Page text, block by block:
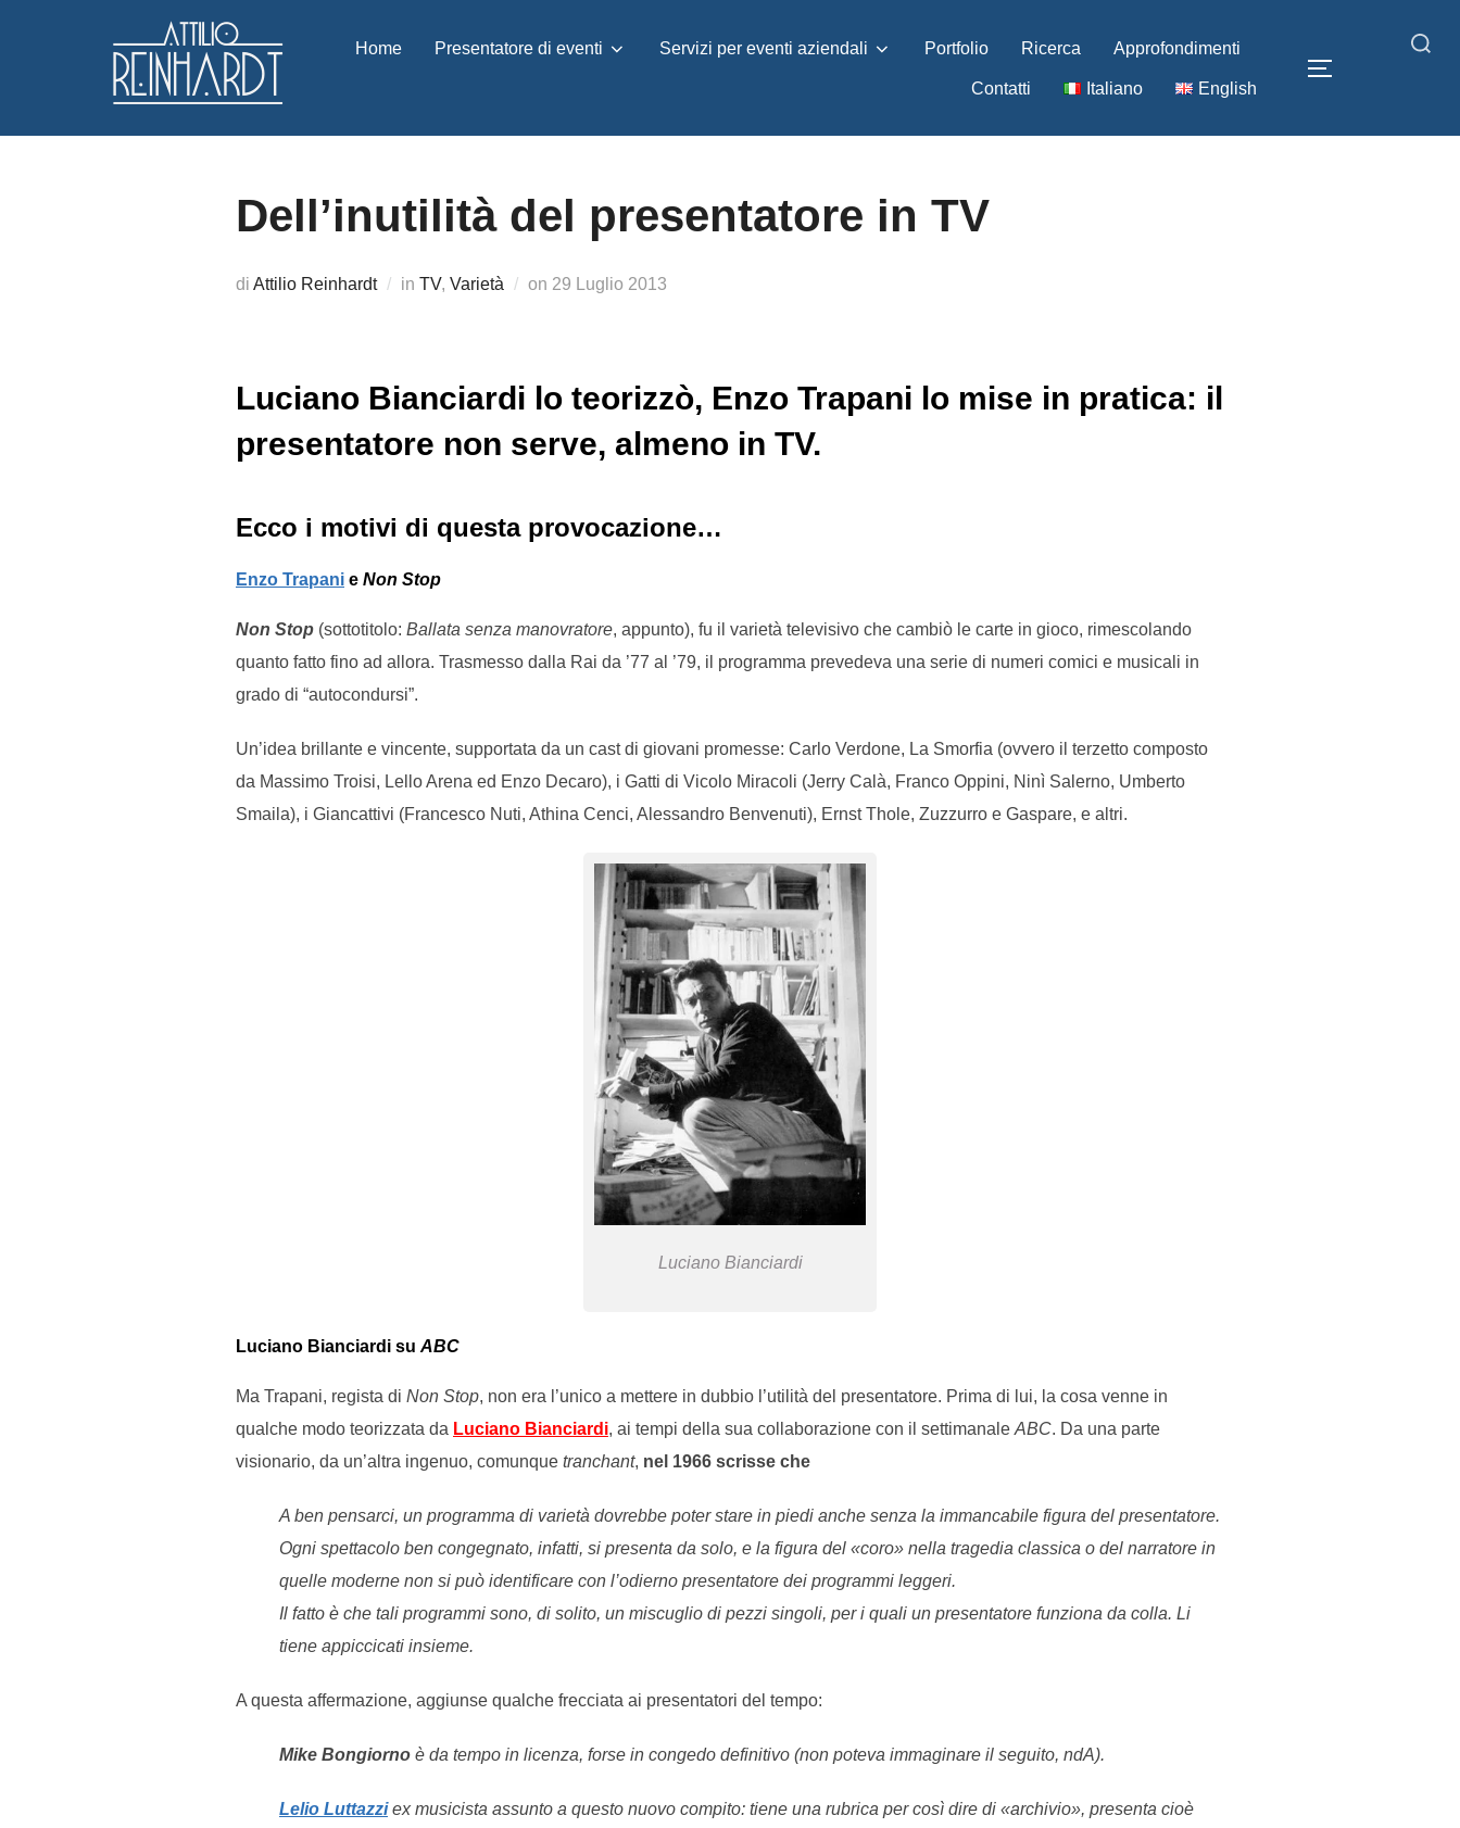
Home Presentatore di eventi Servizi per eventi aziendali Portfolio Ricerca Approfondimenti
Contatti Italiano English
Cerca
APRI/CHIUDI
Dell’inutilità del presentatore in TV
di Attilio Reinhardt in TV, Varietà on Pubblicato
29 Luglio 2013
Luciano Bianciardi lo teorizzò, Enzo Trapani lo mise in pratica: il
presentatore non serve, almeno in TV.
Ecco i motivi di questa provocazione…
Enzo Trapani e Non Stop
Non Stop (sottotitolo: Ballata senza manovratore, appunto), fu il varietà televisivo che cambiò le carte in gioco, rimescolando
quanto fatto fino ad allora. Trasmesso dalla Rai da ’77 al ’79, il programma prevedeva una serie di numeri comici e musicali in
grado di “autocondursi”.
Un’idea brillante e vincente, supportata da un cast di giovani promesse: Carlo Verdone, La Smorfia (ovvero il terzetto composto
da Massimo Troisi, Lello Arena ed Enzo Decaro), i Gatti di Vicolo Miracoli (Jerry Calà, Franco Oppini, Ninì Salerno, Umberto
Smaila), i Giancattivi (Francesco Nuti, Athina Cenci, Alessandro Benvenuti), Ernst Thole, Zuzzurro e Gaspare, e altri.
Luciano Bianciardi
Luciano Bianciardi su ABC
Ma Trapani, regista di Non Stop, non era l’unico a mettere in dubbio l’utilità del presentatore. Prima di lui, la cosa venne in
qualche modo teorizzata da Luciano Bianciardi, ai tempi della sua collaborazione con il settimanale ABC. Da una parte
visionario, da un’altra ingenuo, comunque tranchant, nel 1966 scrisse che
A ben pensarci, un programma di varietà dovrebbe poter stare in piedi anche senza la immancabile figura del presentatore.
Ogni spettacolo ben congegnato, infatti, si presenta da solo, e la figura del «coro» nella tragedia classica o del narratore in
quelle moderne non si può identificare con l’odierno presentatore dei programmi leggeri.
Il fatto è che tali programmi sono, di solito, un miscuglio di pezzi singoli, per i quali un presentatore funziona da colla. Li
tiene appiccicati insieme.
A questa affermazione, aggiunse qualche frecciata ai presentatori del tempo:
Mike Bongiorno è da tempo in licenza, forse in congedo definitivo (non poteva immaginare il seguito, ndA).
Lelio Luttazziex musicista assunto a questo nuovo compito: tiene una rubrica per così dire di «archivio», presenta cioè